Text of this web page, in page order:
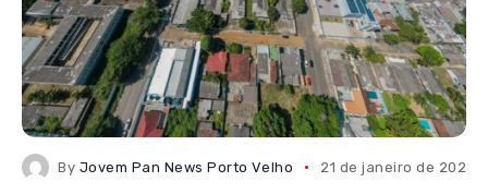
By Jovem Pan News Porto Velho 21 de janeiro de 2026